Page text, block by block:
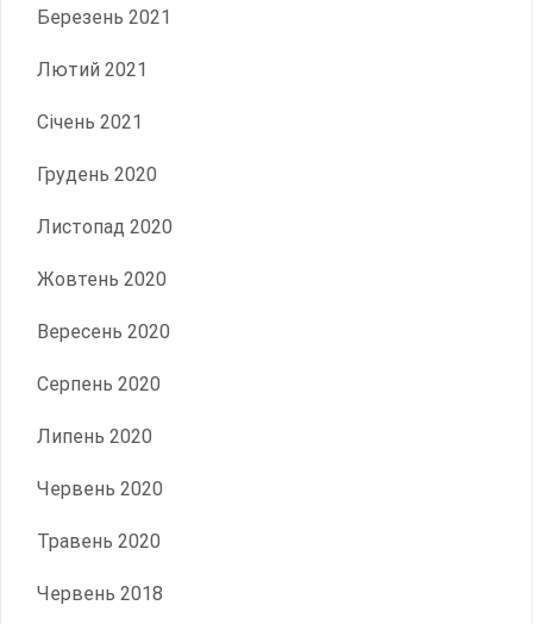
Березень 2021
Лютий 2021
Січень 2021
Грудень 2020
Листопад 2020
Жовтень 2020
Вересень 2020
Серпень 2020
Липень 2020
Червень 2020
Травень 2020
Червень 2018